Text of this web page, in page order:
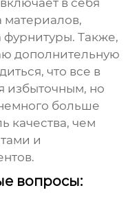
в себя
материалов,
Также,
дополнительную
что все в
избыточным, но
больше
качества, чем
и
вопросы: